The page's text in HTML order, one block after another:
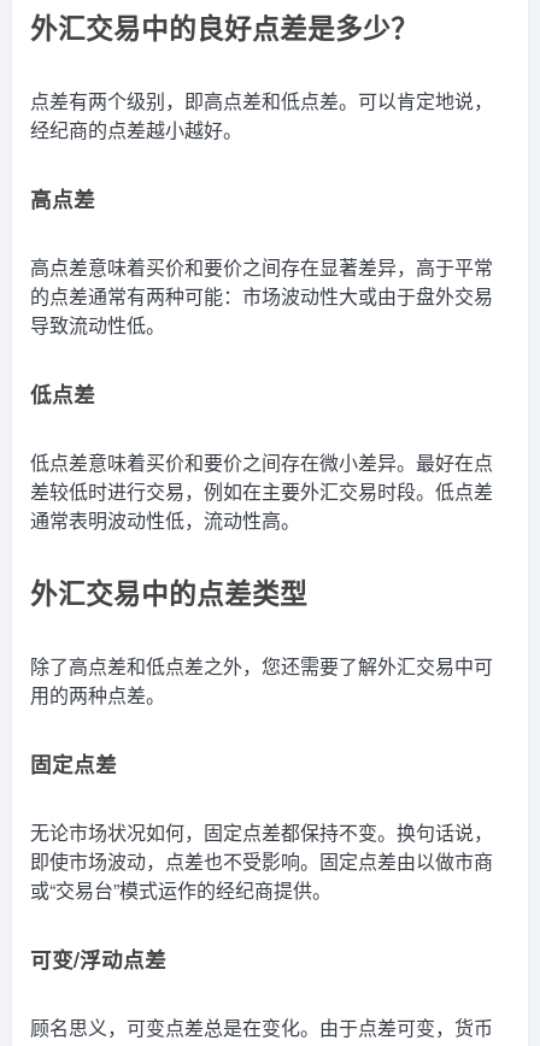
外汇交易中的良好点差是多少？
点差有两个级别，即高点差和低点差。可以肯定地说，
经纪商的点差越小越好。
高点差
高点差意味着买价和要价之间存在显著差异，高于平常
的点差通常有两种可能：市场波动性大或由于盘外交易
导致流动性低。
低点差
低点差意味着买价和要价之间存在微小差异。最好在点
差较低时进行交易，例如在主要外汇交易时段。低点差
通常表明波动性低，流动性高。
外汇交易中的点差类型
除了高点差和低点差之外，您还需要了解外汇交易中可
用的两种点差。
固定点差
无论市场状况如何，固定点差都保持不变。换句话说，
即使市场波动，点差也不受影响。固定点差由以做市商
或“交易台”模式运作的经纪商提供。
可变/浮动点差
顾名思义，可变点差总是在变化。由于点差可变，货币